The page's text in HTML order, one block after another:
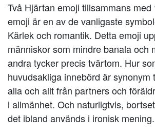
Två Hjärtan emoji tillsammans
emoji är en av de vanligaste
Kärlek och romantik. Detta emoji
människor som mindre banala
andra tycker precis tvärtom. Hur
huvudsakliga innebörd är
alla och allt från partners och
i allmänhet. Och naturligtvis,
det ibland används i ironisk mening.